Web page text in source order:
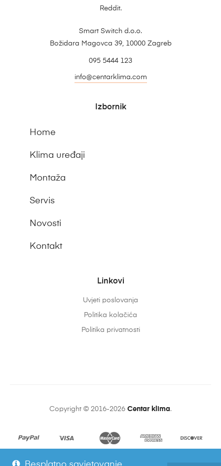
Reddit.
Smart Switch d.o.o.
Božidara Magovca 39, 10000 Zagreb
095 5444 123
info@centarklima.com
Izbornik
Home
Klima uređaji
Montaža
Servis
Novosti
Kontakt
Linkovi
Uvjeti poslovanja
Politika kolačića
Politika privatnosti
Copyright © 2016-2026 Centar klima.